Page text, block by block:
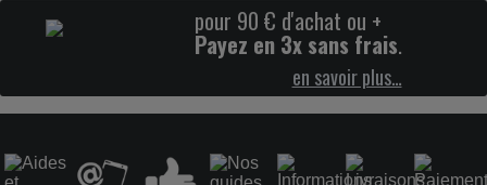
pour 90 € d'achat ou +
Payez en 3x sans frais.
en savoir plus…